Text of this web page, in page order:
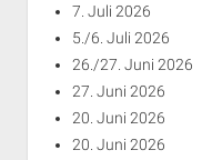
7. Juli 2026
5./6. Juli 2026
26./27. Juni 2026
27. Juni 2026
20. Juni 2026
20. Juni 2026